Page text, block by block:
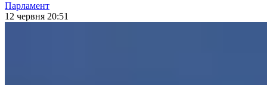
Парламент
12 червня 20:51